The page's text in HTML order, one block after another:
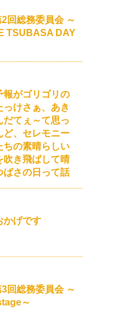
回総務委員会 ～
TSUBASA DAY
報がゴリゴリの
っけさぁ、あき
だてぇ～て思っ
ど、セレモニー
ちの素晴らしい
吹き飛ばして晴
ばさの日って話
かげです
回総務委員会 ～
～